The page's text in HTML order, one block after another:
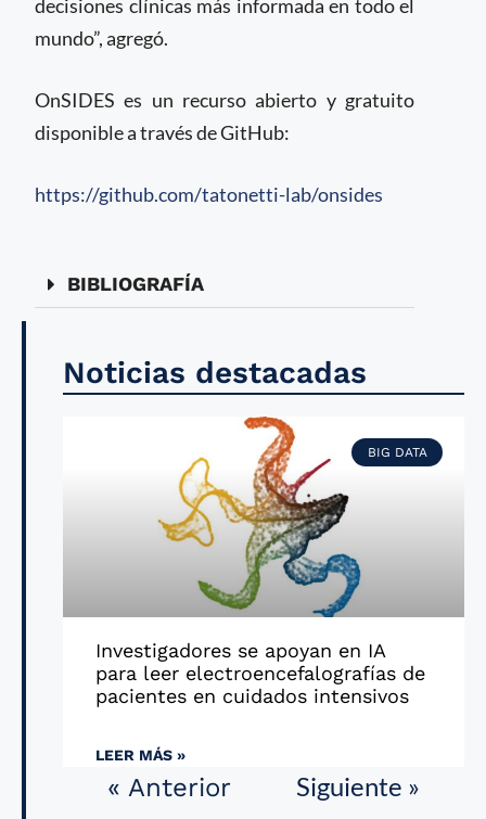
decisiones clínicas más informada en todo el
mundo”, agregó.
OnSIDES es un recurso abierto y gratuito
disponible a través de GitHub:
https://github.com/tatonetti-lab/onsides
BIBLIOGRAFÍA
Noticias destacadas
BIG DATA
Investigadores se apoyan en IA
para leer electroencefalografías de
pacientes en cuidados intensivos
LEER MÁS »
« Anterior Siguiente »